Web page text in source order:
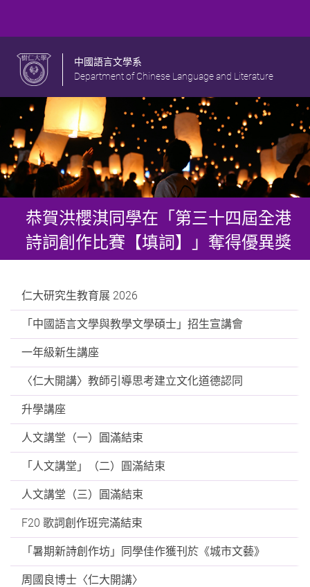
中國語言文學系
Department of Chinese Language and Literature
恭賀洪櫻淇同學在「第三十四屆全港
詩詞創作比賽【填詞】」奪得優異獎
仁大研究生教育展 2026
「中國語言文學與教學文學碩士」招生宣講會
一年級新生講座
〈仁大開講〉教師引導思考建立文化道德認同
升學講座
人文講堂（一）圓滿結束
「人文講堂」（二）圓滿結束
人文講堂（三）圓滿結束
F20 歌詞創作班完滿結束
「暑期新詩創作坊」同學佳作獲刊於《城市文藝》
周國良博士〈仁大開講〉